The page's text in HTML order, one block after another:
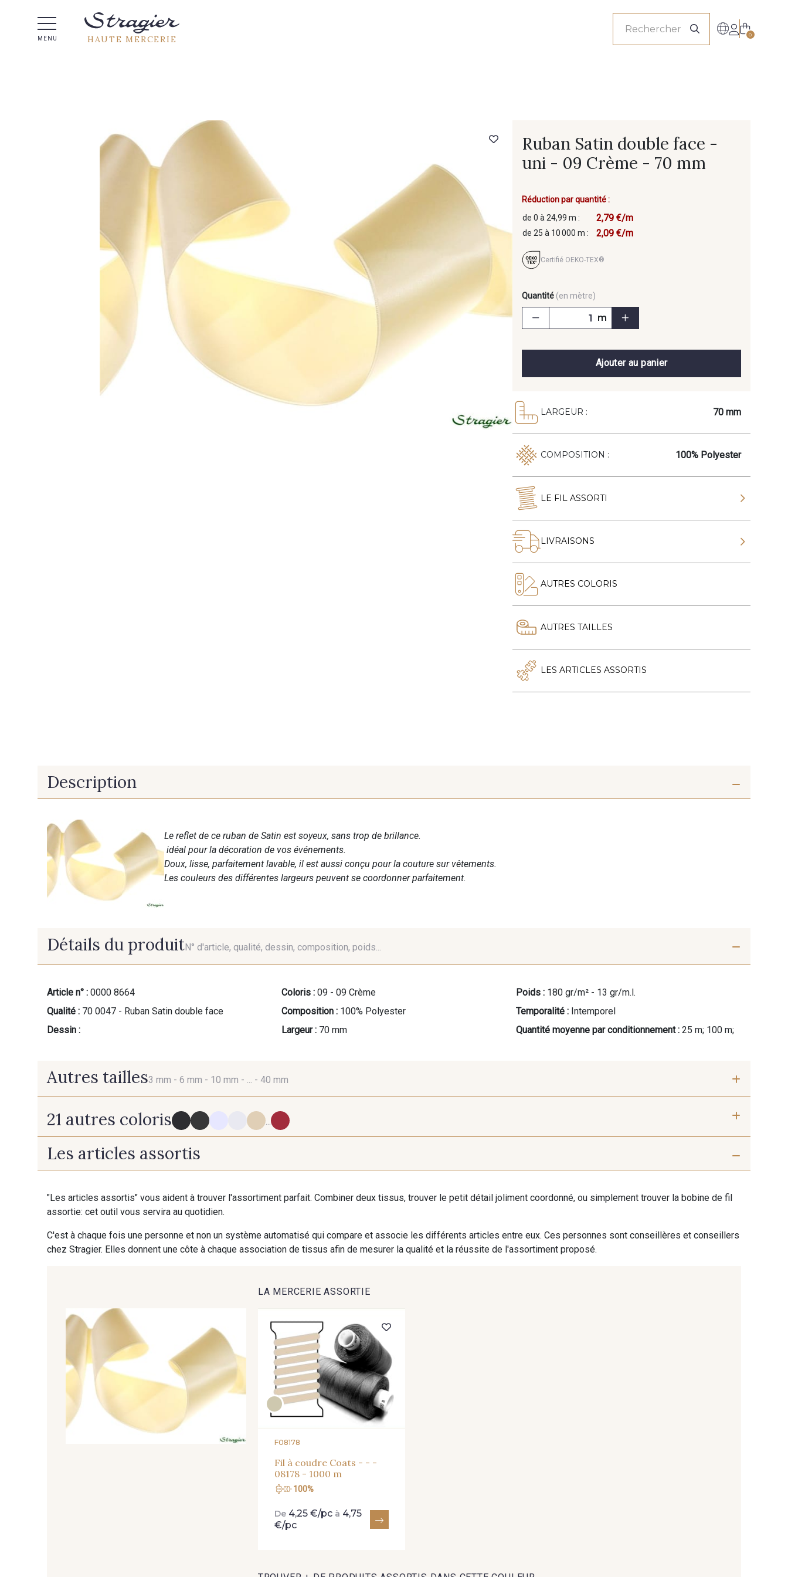
MENU HAUTE MERCERIE 0
Ruban Satin double face -
uni - 09 Crème - 70 mm
Réduction par quantité :
de 0 à 24,99 m :
2,79 €/m
de 25 à 10 000 m : 2,09 €/m
Certifié OEKO-TEX®
Quantité (en mètre)
m
Ajouter au panier
LARGEUR : 70 mm
COMPOSITION : 100% Polyester
LE FIL ASSORTI
LIVRAISONS
AUTRES COLORIS
AUTRES TAILLES
LES ARTICLES ASSORTIS
Description
Le reflet de ce ruban de Satin est soyeux, sans trop de brillance.
idéal pour la décoration de vos événements.
Doux, lisse, parfaitement lavable, il est aussi conçu pour la couture sur vêtements.
Les couleurs des différentes largeurs peuvent se coordonner parfaitement.
Détails du produitN° d'article, qualité, dessin, composition, poids...
Article n° : 0000 8664
Qualité : 70 0047 - Ruban Satin double face
Dessin :
Coloris : 09 - 09 Crème
Composition : 100% Polyester
Largeur : 70 mm
Poids : 180 gr/m² - 13 gr/m.l.
Temporalité : Intemporel
Quantité moyenne par conditionnement : 25 m; 100 m;
Autres tailles3 mm - 6 mm - 10 mm - ... - 40 mm
3 mm 6 mm
21 autres coloris ...
725 - 725 Noir 98 - 98 Taupe
07 - 07 Banane 32 - 32 Mais
20 - 20 Rouge 25 - 25 Flame 41 - 41 Cardinal
Les articles assortis
"Les articles assortis" vous aident à trouver l'assortiment parfait. Combiner deux tissus, trouver le petit détail joliment coordonné, ou simplement trouver la bobine de fil
assortie: cet outil vous servira au quotidien.
C'est à chaque fois une personne et non un système automatisé qui compare et associe les différents articles entre eux. Ces personnes sont conseillères et conseillers
chez Stragier. Elles donnent une côte à chaque association de tissus afin de mesurer la qualité et la réussite de l'assortiment proposé.
LA MERCERIE ASSORTIE
F08178
Fil à coudre Coats - - -
08178 - 1000 m
100%
De 4,25 €/pc à 4,75
€/pc